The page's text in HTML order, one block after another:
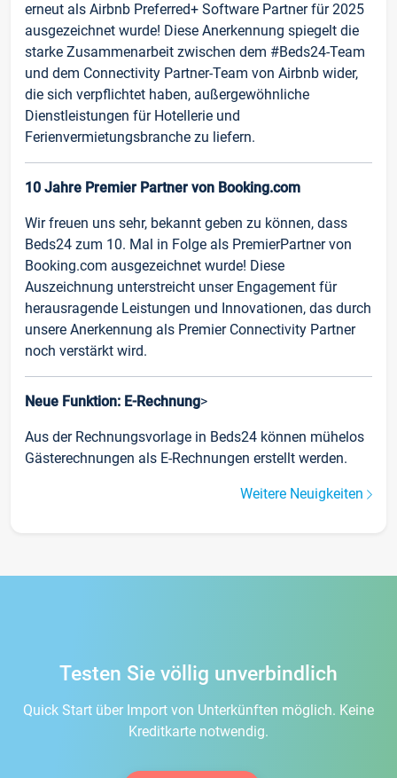
erneut als Airbnb Preferred+ Software Partner für 2025
ausgezeichnet wurde! Diese Anerkennung spiegelt die
starke Zusammenarbeit zwischen dem #Beds24-Team
und dem Connectivity Partner-Team von Airbnb wider,
die sich verpflichtet haben, außergewöhnliche
Dienstleistungen für Hotellerie und
Ferienvermietungsbranche zu liefern.
10 Jahre Premier Partner von Booking.com
Wir freuen uns sehr, bekannt geben zu können, dass
Beds24 zum 10. Mal in Folge als PremierPartner von
Booking.com ausgezeichnet wurde! Diese
Auszeichnung unterstreicht unser Engagement für
herausragende Leistungen und Innovationen, das durch
unsere Anerkennung als Premier Connectivity Partner
noch verstärkt wird.
Neue Funktion: E-Rechnung>
Aus der Rechnungsvorlage in Beds24 können mühelos
Gästerechnungen als E-Rechnungen erstellt werden.
Weitere Neuigkeiten
Testen Sie völlig unverbindlich
Quick Start über Import von Unterkünften möglich. Keine
Kreditkarte notwendig.